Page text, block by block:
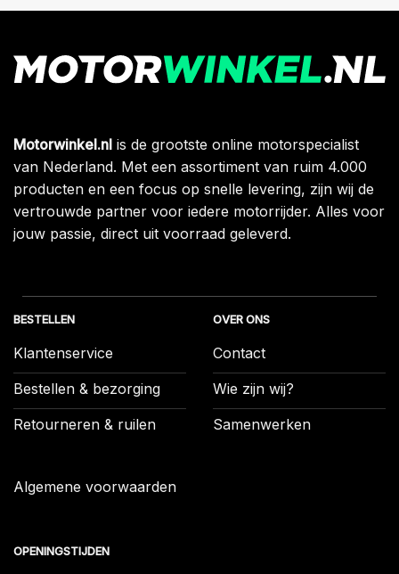
Motorwinkel.nl is de grootste online motorspecialist
van Nederland. Met een assortiment van ruim 4.000
producten en een focus op snelle levering, zijn wij de
vertrouwde partner voor iedere motorrijder. Alles voor
jouw passie, direct uit voorraad geleverd.
BESTELLEN
Klantenservice
Bestellen & bezorging
Retourneren & ruilen
Algemene voorwaarden
OVER ONS
Contact
Wie zijn wij?
Samenwerken
OPENINGSTIJDEN